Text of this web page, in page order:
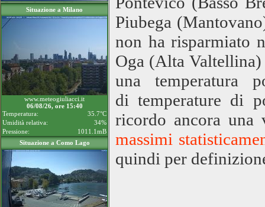
Situazione a Milano
www.meteogiuliacci.it
06/08/26, ore 15:40
Temperatura:
35.7°C
Umidità relativa:
34%
Pressione:
1011.1mB
Situazione a Como Lago
Piubega
non ha risparmiato
Oga (Alta
una temperatura
di temperature di
ricordo ancora
massimi
quindi per